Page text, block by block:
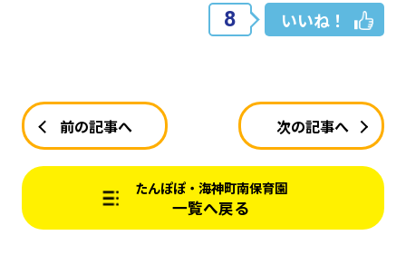
8 いいね！
前の記事へ 次の記事へ
たんぽぽ・海神町南保育園
一覧へ戻る